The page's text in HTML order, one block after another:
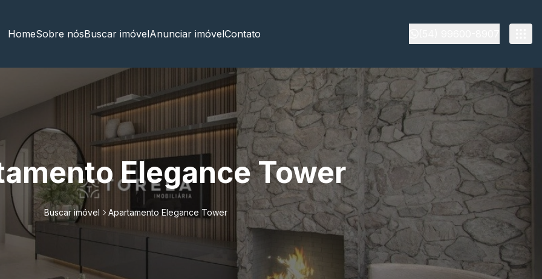
HomeSobre nósBuscar imóvelAnunciar imóvelContato
Elegance Tower
Buscar imóvel Apartamento Elegance Tower